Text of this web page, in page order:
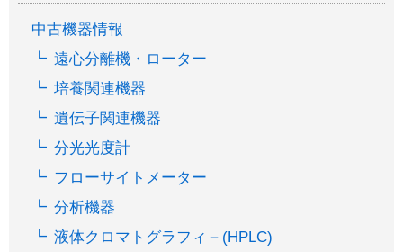
中古機器情報
遠心分離機・ローター
培養関連機器
遺伝子関連機器
分光光度計
フローサイトメーター
分析機器
液体クロマトグラフィ－(HPLC)